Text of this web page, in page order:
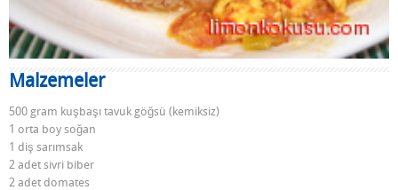
Malzemeler
500 gram kuşbaşı tavuk göğsü (kemiksiz)
1 orta boy soğan
1 diş sarımsak
2 adet sivri biber
2 adet domates